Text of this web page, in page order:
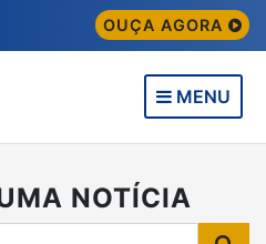
OUÇA AGORA
MENU
NOTÍCIA